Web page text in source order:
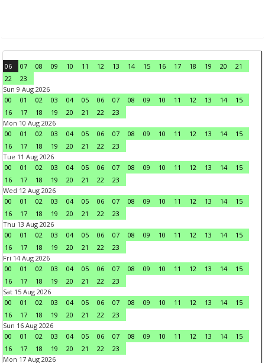
06 07 08 09 10 11 12 13 14 15 16 17 18 19 20
21
22
23
Sun 9 Aug 2026
00
01 02 03 04 05 06 07 08 09 10 11 12 13 14
15
16
17 18 19 20 21 22
23
Mon 10 Aug 2026
00
01 02 03 04 05 06 07 08 09 10 11 12 13 14
15
16
17 18 19 20 21 22
23
Tue 11 Aug 2026
00
01 02 03 04 05 06 07 08 09 10 11 12 13 14
15
16
17 18 19 20 21 22
23
Wed 12 Aug 2026
00
01 02 03 04 05 06 07 08 09 10 11 12 13 14
15
16
17 18 19 20 21 22
23
Thu 13 Aug 2026
00
01 02 03 04 05 06 07 08 09 10 11 12 13 14
15
16
17 18 19 20 21 22
23
Fri 14 Aug 2026
00
01 02 03 04 05 06 07 08 09 10 11 12 13 14
15
16
17 18 19 20 21 22
23
Sat 15 Aug 2026
00
01 02 03 04 05 06 07 08 09 10 11 12 13 14
15
16
17 18 19 20 21 22
23
Sun 16 Aug 2026
00
01 02 03 04 05 06 07 08 09 10 11 12 13 14
15
16
17 18 19 20 21 22
23
Mon 17 Aug 2026